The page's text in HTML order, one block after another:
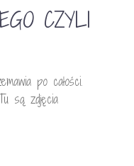
CZYLI
po całości.
są zdjęcia